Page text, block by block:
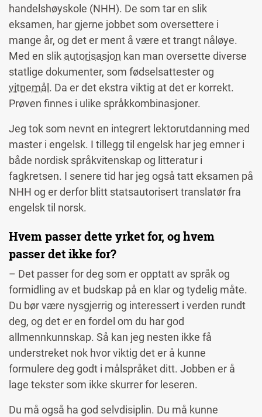
handelshøyskole (NHH). De som tar en slik
eksamen, har gjerne jobbet som oversettere i
mange år, og det er ment å være et trangt nåløye.
Med en slik autorisasjon kan man oversette diverse
statlige dokumenter, som fødselsattester og
vitnemål . Da er det ekstra viktig at det er korrekt.
Prøven finnes i ulike språkkombinasjoner.
Jeg tok som nevnt en integrert lektorutdanning med
master i engelsk. I tillegg til engelsk har jeg emner i
både nordisk språkvitenskap og litteratur i
fagkretsen. I senere tid har jeg også tatt eksamen på
NHH og er derfor blitt statsautorisert translatør fra
engelsk til norsk.
Hvem passer dette yrket for, og hvem
passer det ikke for?
– Det passer for deg som er opptatt av språk og
formidling av et budskap på en klar og tydelig måte.
Du bør være nysgjerrig og interessert i verden rundt
deg, og det er en fordel om du har god
allmennkunnskap. Så kan jeg nesten ikke få
understreket nok hvor viktig det er å kunne
formulere deg godt i målspråket ditt. Jobben er å
lage tekster som ikke skurrer for leseren.
Du må også ha god selvdisiplin. Du må kunne